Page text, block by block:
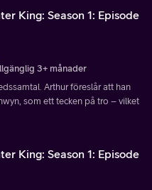
King: Season 1: Episode
3+ månader
Arthur föreslår att han
som ett tecken på tro – vilket
King: Season 1: Episode